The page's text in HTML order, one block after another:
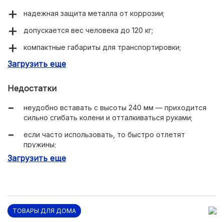
надежная защита металла от коррозии;
допускается вес человека до 120 кг;
компактные габариты для транспортировки;
доступная стоимость.
Загрузить еще
Недостатки
неудобно вставать с высоты 240 мм — приходится
сильно сгибать колени и отталкиваться руками;
если часто использовать, то быстро отлетят
пружины;
матрас покупается отдельно.
Загрузить еще
ТОВАРЫ ДЛЯ ДОМА